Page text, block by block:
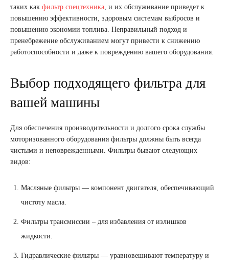
таких как фильтр спецтехника , и их обслуживание приведет к
повышению эффективности, здоровым системам выбросов и
повышению экономии топлива. Неправильный подход и
пренебрежение обслуживанием могут привести к снижению
работоспособности и даже к повреждению вашего оборудования.
Выбор подходящего фильтра для
вашей машины
Для обеспечения производительности и долгого срока службы
моторизованного оборудования фильтры должны быть всегда
чистыми и неповрежденными. Фильтры бывают следующих
видов:
Масляные фильтры — компонент двигателя, обеспечивающий
чистоту масла.
Фильтры трансмиссии – для избавления от излишков
жидкости.
Гидравлические фильтры — уравновешивают температуру и